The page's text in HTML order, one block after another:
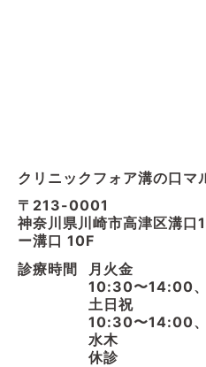
クリニックフォア溝の口マ
〒213-0001
神奈川県川崎市高津区溝口
ー溝口 10F
診療時間
月火金
10:30〜14:00
土日祝
10:30〜14:00
水木
休診